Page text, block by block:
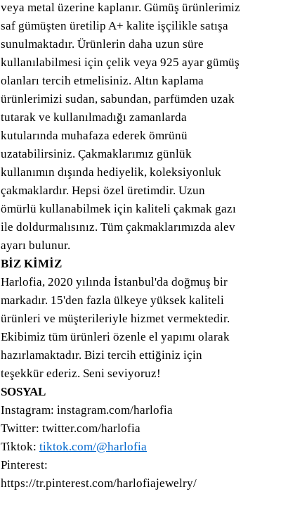
veya metal üzerine kaplanır. Gümüş ürünlerimiz
saf gümüşten üretilip A+ kalite işçilikle satışa
sunulmaktadır. Ürünlerin daha uzun süre
kullanılabilmesi için çelik veya 925 ayar gümüş
olanları tercih etmelisiniz. Altın kaplama
ürünlerimizi sudan, sabundan, parfümden uzak
tutarak ve kullanılmadığı zamanlarda
kutularında muhafaza ederek ömrünü
uzatabilirsiniz. Çakmaklarımız günlük
kullanımın dışında hediyelik, koleksiyonluk
çakmaklardır. Hepsi özel üretimdir. Uzun
ömürlü kullanabilmek için kaliteli çakmak gazı
ile doldurmalısınız. Tüm çakmaklarımızda alev
ayarı bulunur.
BİZ KİMİZ
Harlofia, 2020 yılında İstanbul'da doğmuş bir
markadır. 15'den fazla ülkeye yüksek kaliteli
ürünleri ve müşterileriyle hizmet vermektedir.
Ekibimiz tüm ürünleri özenle el yapımı olarak
hazırlamaktadır. Bizi tercih ettiğiniz için
teşekkür ederiz. Seni seviyoruz!
SOSYAL
Instagram: instagram.com/harlofia
Twitter: twitter.com/harlofia
Tiktok: tiktok.com/@harlofia
Pinterest:
https://tr.pinterest.com/harlofiajewelry/